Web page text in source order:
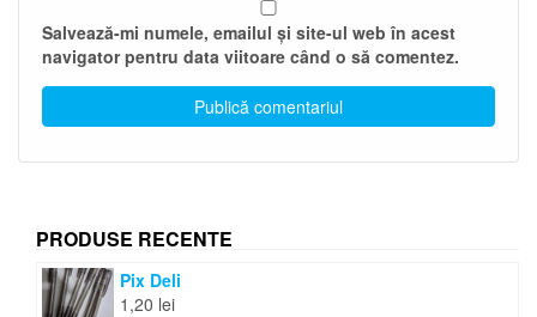
Salvează-mi numele, emailul și site-ul web în acest
navigator pentru data viitoare când o să comentez.
PRODUSE RECENTE
Pix Deli
1,20 lei